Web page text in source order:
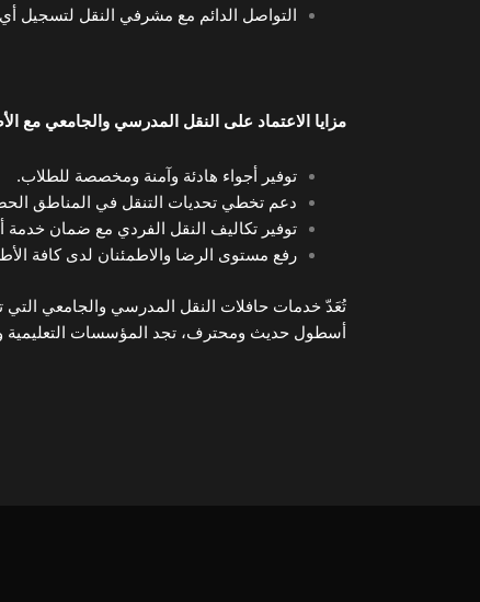
التواصل الدائم مع مشرفي النقل لتسجيل
مزايا الاعتماد على النقل المدرسي والجامعي مع
توفير أجواء هادئة وآمنة ومخصصة للطلاب.
دعم تخطي تحديات التنقل في المناطق
توفير تكاليف النقل الفردي مع ضمان
رفع مستوى الرضا والاطمئنان لدى كافة
تُعَدّ خدمات حافلات النقل المدرسي والجامعي التي
أسطول حديث ومحترف، تجد المؤسسات التعليمية